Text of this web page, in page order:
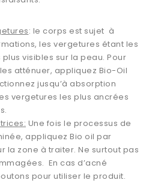
: le corps est sujet à
les vergetures étant les
visibles sur la peau. Pour
atténuer, appliquez Bio-Oil
jusqu’à absorption
vergetures les plus ancrées
Une fois le processus de
appliquez Bio oil par
la zone à traiter. Ne surtout pas
En cas d’acné
pour utiliser le produit.